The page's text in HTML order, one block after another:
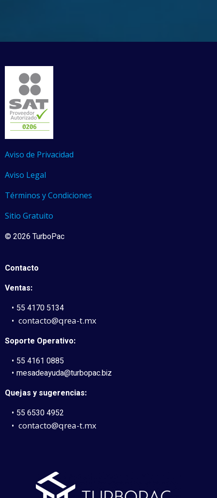
Aviso de Privacidad
Aviso Legal
Términos y Condiciones
Sitio Gratuito
© 2026 TurboPac
Contacto
Ventas:
55 4170 5134
contacto@qrea-t.mx
Soporte Operativo:
55 4161 0885
mesadeayuda@turbopac.biz
Quejas y sugerencias:
55 6530 4952
contacto@qrea-t.mx